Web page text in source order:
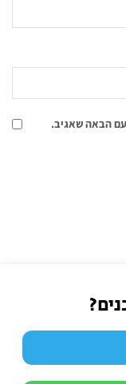
הבאה שאגיב.